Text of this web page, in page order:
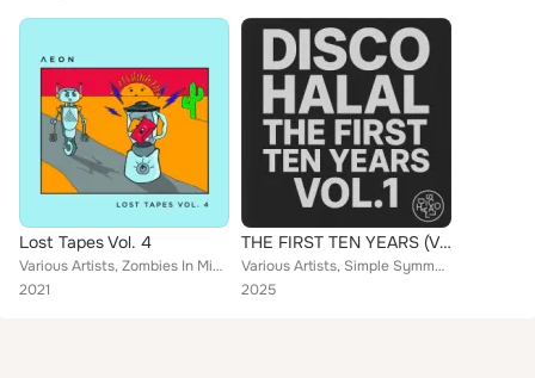
Lost Tapes Vol. 4
Various Artists, Zombies In Miami, Rigopolar, Vhyce, REES, Zakir, Machinegewehr, Zakmina, My Boy Roy, Ricardo Baez, Silicodisco
2021
THE FIRST TEN YEARS (Vol.1)
Various Artists, Simple Symmetry, Joseph Ashworth, Polocorp, SX2, Wallace, Time To Sleep, Zakir, Tunnelvisions, Moscoman, The At...
2025